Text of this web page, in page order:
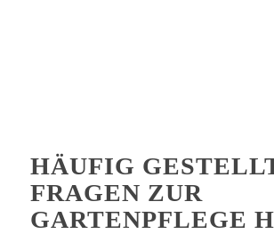
HÄUFIG
FRAGEN ZUR
GARTENPFLEGE